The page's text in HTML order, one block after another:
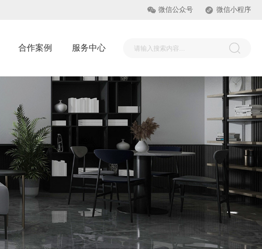
微信公众号 微信小程序
合作案例 服务中心